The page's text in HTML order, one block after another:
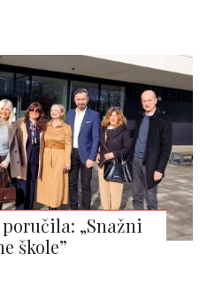
„Snažni
škole”